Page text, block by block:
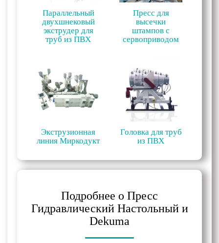
Параллельный
двухшнековый
экструдер для
труб из ПВХ
Пресс для
высечки
штампов с
сервоприводом
Экструзионная
линия Миркодукт
Головка для труб
из ПВХ
Подробнее о Пресс
Гидравлический Настольный и
Dekuma